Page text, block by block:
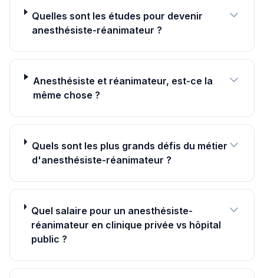
Quelles sont les études pour devenir
anesthésiste-réanimateur ?
Anesthésiste et réanimateur, est-ce la
même chose ?
Quels sont les plus grands défis du métier
d'anesthésiste-réanimateur ?
Quel salaire pour un anesthésiste-
réanimateur en clinique privée vs hôpital
public ?